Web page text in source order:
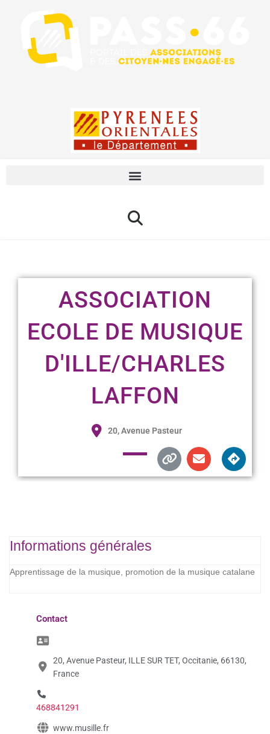
ASSOCIATION
ECOLE DE MUSIQUE
D'ILLE/CHARLES
LAFFON
20, Avenue Pasteur
Informations générales
Apprentissage de la musique, promotion de la musique catalane
Contact
20, Avenue Pasteur, ILLE SUR TET, Occitanie, 66130,
France
468841291
www.musille.fr